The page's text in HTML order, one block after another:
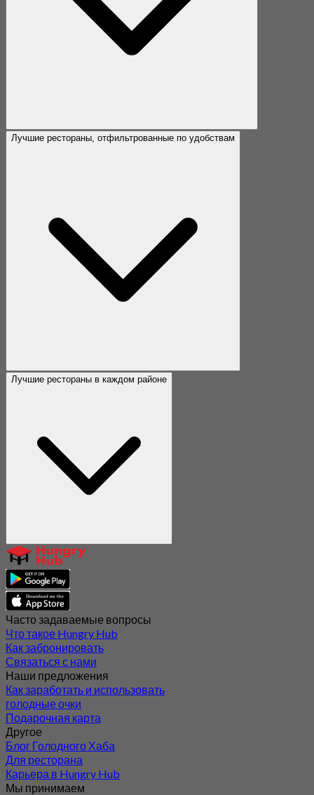
Лучшие рестораны, отфильтрованные по удобствам
Лучшие рестораны в каждом районе
Часто задаваемые вопросы
Что такое Hungry Hub
Как забронировать
Связаться с нами
Наши предложения
Как заработать и использовать
голодные очки
Подарочная карта
Другое
Блог Голодного Хаба
Для ресторана
Карьера в Hungry Hub
Мы принимаем